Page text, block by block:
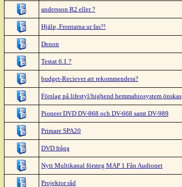
andersson R2 eller ?
Hjälp, Frontarna ur fas?!
Denon
Testat 6.1 ?
budget-Reciever att rekommendera?
Förslag på lifestyl/highend hemmabiosystem önskas
Pioneer DVD DV-868 och DV-668 samt DV-989
Primare SPA20
DVD fråga
Nytt Multikanal försteg MAP 1 Fån Audionet
Projektor råd